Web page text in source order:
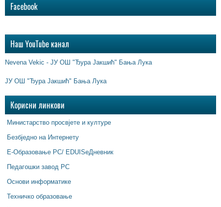
Facebook
Наш YouTube канал
Nevena Vekic - ЈУ ОШ "Ђура Јакшић" Бања Лука
ЈУ ОШ "Ђура Јакшић" Бања Лука
Корисни линкови
Министарство просвјете и културе
Безбједно на Интернету
Е-Образовање РС/ EDUISeДневник
Педагошки завод РС
Основи информатике
Техничко образовање